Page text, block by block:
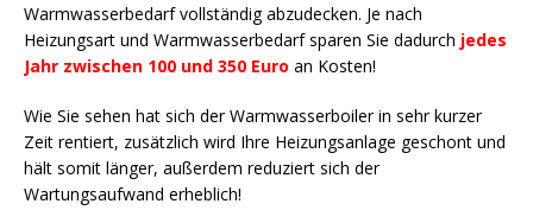
Warmwasserbedarf vollständig abzudecken. Je nach
Heizungsart und Warmwasserbedarf sparen Sie dadurch jedes
Jahr zwischen 100 und 350 Euro an Kosten!
Wie Sie sehen hat sich der Warmwasserboiler in sehr kurzer
Zeit rentiert, zusätzlich wird Ihre Heizungsanlage geschont und
hält somit länger, außerdem reduziert sich der
Wartungsaufwand erheblich!